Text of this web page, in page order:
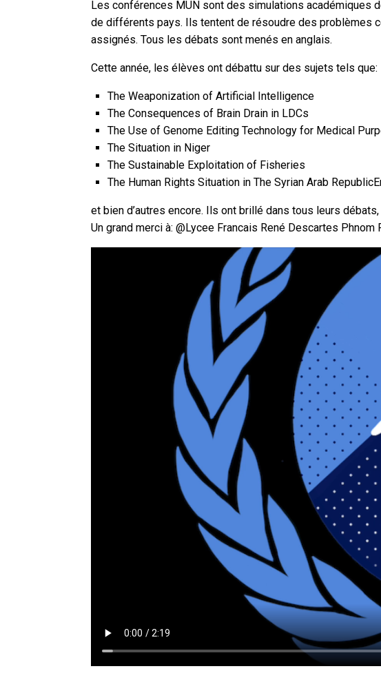
Les conférences MUN sont des simulations académiques
de différents pays. Ils tentent de résoudre des problèmes
assignés. Tous les débats sont menés en anglais.
Cette année, les élèves ont débattu sur des sujets tels que:
The Weaponization of Artificial Intelligence
The Consequences of Brain Drain in LDCs
The Use of Genome Editing Technology for Medical
The Situation in Niger
The Sustainable Exploitation of Fisheries
The Human Rights Situation in The Syrian Arab
et bien d’autres encore. Ils ont brillé dans tous leurs
Un grand merci à: @Lycee Francais René Descartes Phnom